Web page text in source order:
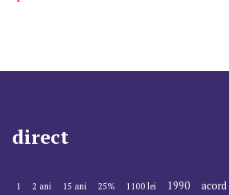
direct
1 2 ani 15 ani 25% 1100 lei 1990